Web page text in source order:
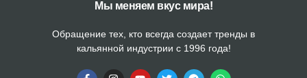
Мы меняем вкус мира!
Обращение тех, кто всегда создает тренды в
кальянной индустрии с 1996 года!